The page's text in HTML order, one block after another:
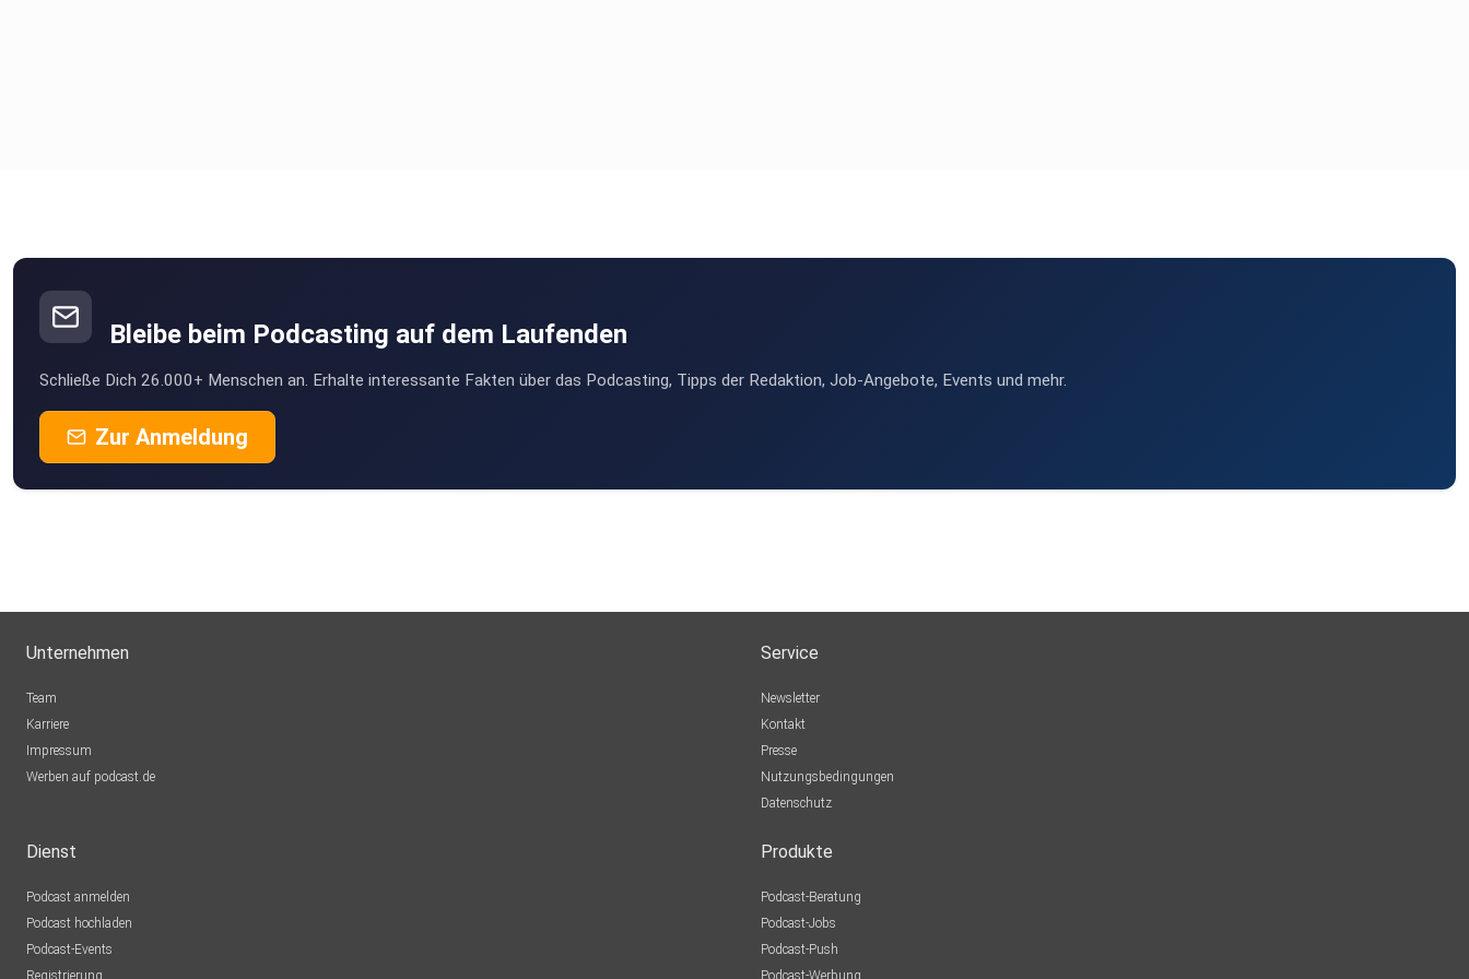
Bleibe beim Podcasting auf dem Laufenden
Schließe Dich 26.000+ Menschen an. Erhalte interessante Fakten über das Podcasting, Tipps der Redaktion, Job-Angebote, Events und mehr.
Zur Anmeldung
Unternehmen
Team
Karriere
Impressum
Werben auf podcast.de
Service
Newsletter
Kontakt
Presse
Nutzungsbedingungen
Datenschutz
Dienst
Podcast anmelden
Podcast hochladen
Podcast-Events
Registrierung
Produkte
Podcast-Beratung
Podcast-Jobs
Podcast-Push
Podcast-Werbung